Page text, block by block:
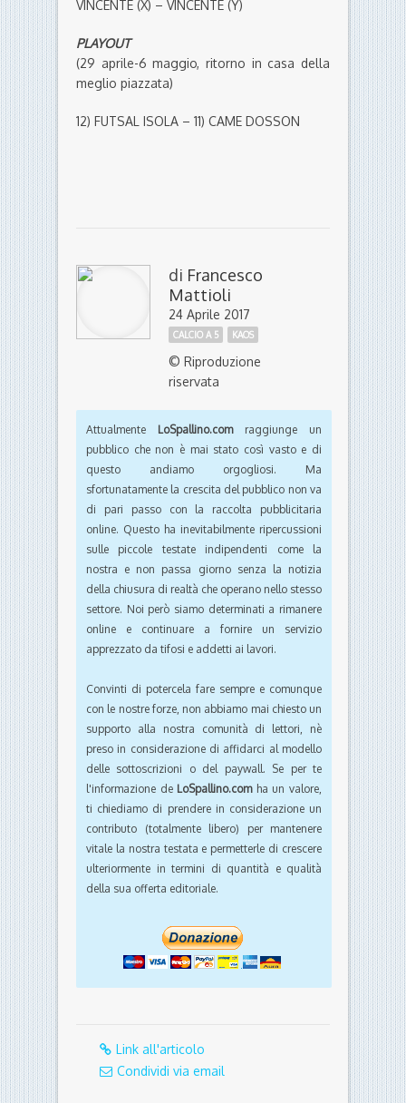
VINCENTE (X) – VINCENTE (Y)
PLAYOUT
(29 aprile-6 maggio, ritorno in casa della
meglio piazzata)
12) FUTSAL ISOLA – 11) CAME DOSSON
di Francesco
Mattioli
24 Aprile 2017
CALCIO A 5 KAOS
© Riproduzione
riservata
Attualmente LoSpallino.comraggiunge un
pubblico che non è mai stato così vasto e di
questo andiamo orgogliosi. Ma
sfortunatamente la crescita del pubblico non va
di pari passo con la raccolta pubblicitaria
online. Questo ha inevitabilmente ripercussioni
sulle piccole testate indipendenti come la
nostra e non passa giorno senza la notizia
della chiusura di realtà che operano nello stesso
settore. Noi però siamo determinati a rimanere
online e continuare a fornire un servizio
apprezzato da tifosi e addetti ai lavori.
Convinti di potercela fare sempre e comunque
con le nostre forze, non abbiamo mai chiesto un
supporto alla nostra comunità di lettori, nè
preso in considerazione di affidarci al modello
delle sottoscrizioni o del paywall. Se per te
l'informazione de LoSpallino.comha un valore,
ti chiediamo di prendere in considerazione un
contributo (totalmente libero) per mantenere
vitale la nostra testata e permetterle di crescere
ulteriormente in termini di quantità e qualità
della sua offerta editoriale.
Link all'articolo
Condividi via email